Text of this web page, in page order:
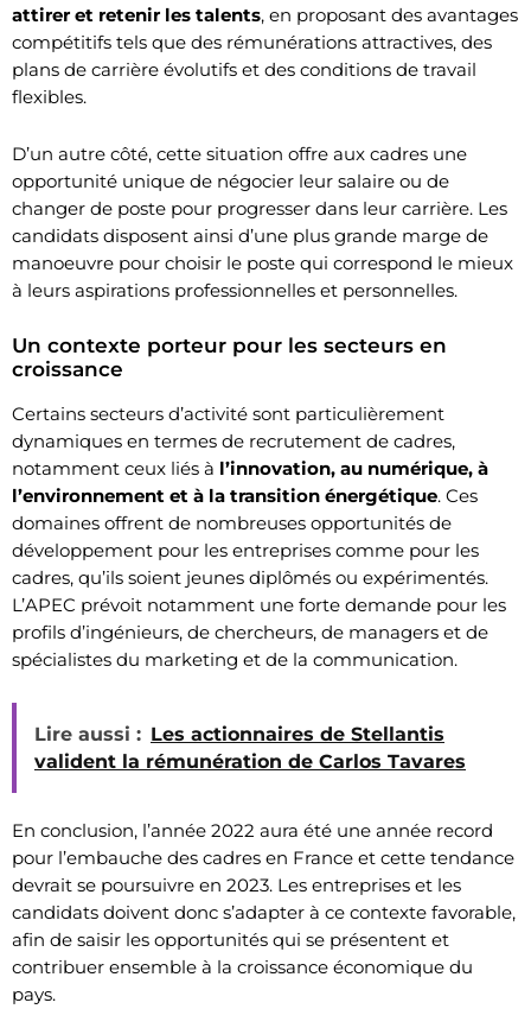
attirer et retenir les talents, en proposant des avantages
compétitifs tels que des rémunérations attractives, des
plans de carrière évolutifs et des conditions de travail
flexibles.
D’un autre côté, cette situation offre aux cadres une
opportunité unique de négocier leur salaire ou de
changer de poste pour progresser dans leur carrière. Les
candidats disposent ainsi d’une plus grande marge de
manoeuvre pour choisir le poste qui correspond le mieux
à leurs aspirations professionnelles et personnelles.
Un contexte porteur pour les secteurs en
croissance
Certains secteurs d’activité sont particulièrement
dynamiques en termes de recrutement de cadres,
notamment ceux liés à l’innovation, au numérique, à
l’environnement et à la transition énergétique. Ces
domaines offrent de nombreuses opportunités de
développement pour les entreprises comme pour les
cadres, qu’ils soient jeunes diplômés ou expérimentés.
L’APEC prévoit notamment une forte demande pour les
profils d’ingénieurs, de chercheurs, de managers et de
spécialistes du marketing et de la communication.
Lire aussi : Les actionnaires de Stellantis
valident la rémunération de Carlos Tavares
En conclusion, l’année 2022 aura été une année record
pour l’embauche des cadres en France et cette tendance
devrait se poursuivre en 2023. Les entreprises et les
candidats doivent donc s’adapter à ce contexte favorable,
afin de saisir les opportunités qui se présentent et
contribuer ensemble à la croissance économique du
pays.